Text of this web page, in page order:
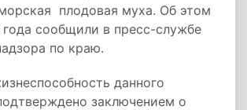
плодовая муха. Об этом
сообщили в пресс-службе
по краю.
данного
заключением о